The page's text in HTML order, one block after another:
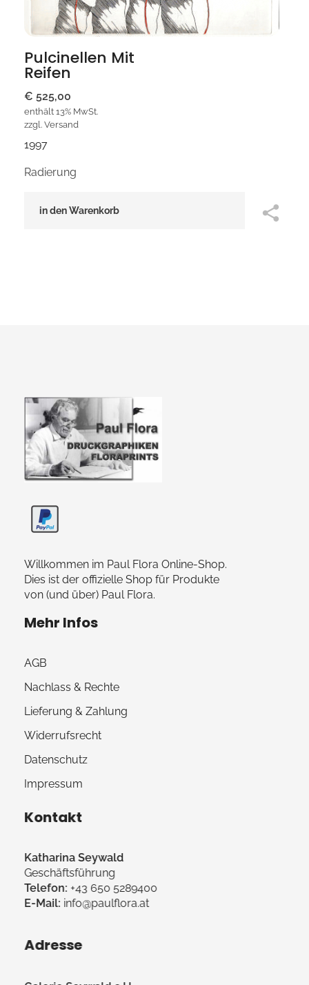
Pulcinellen Mit
Reifen
€ 525,00
enthält 13% MwSt.
zzgl. Versand
1997
Radierung
in den Warenkorb
Paul Flora Shop
Willkommen im Paul Flora Online-Shop.
Dies ist der offizielle Shop für Produkte
von (und über) Paul Flora.
Mehr Infos
AGB
Nachlass & Rechte
Lieferung & Zahlung
Widerrufsrecht
Datenschutz
Impressum
Kontakt
Katharina Seywald
Geschäftsführung
Telefon: +43 650 5289400
E-Mail: info@paulflora.at
Adresse